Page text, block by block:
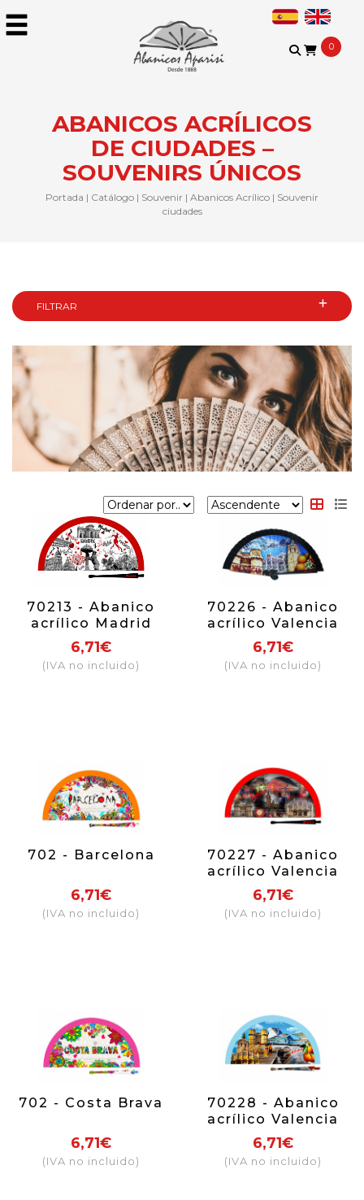
0
ABANICOS ACRÍLICOS
DE CIUDADES –
SOUVENIRS ÚNICOS
Portada | Catálogo | Souvenir | Abanicos Acrílico | Souvenir
ciudades
FILTRAR
70213 - Abanico
acrílico Madrid
dibujo
6,71€
(IVA no incluido)
70226 - Abanico
acrílico Valencia
6,71€
(IVA no incluido)
702 - Barcelona
6,71€
(IVA no incluido)
70227 - Abanico
acrílico Valencia
fuegos
6,71€
(IVA no incluido)
702 - Costa Brava
6,71€
(IVA no incluido)
70228 - Abanico
acrílico Valencia
albufera
6,71€
(IVA no incluido)